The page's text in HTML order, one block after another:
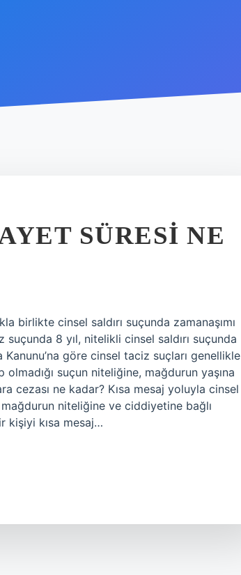
SÜRESI NE
birlikte cinsel saldırı suçunda zamanaşımı
8 yıl, nitelikli cinsel saldırı suçunda
göre cinsel taciz suçları genellikle
suçun niteliğine, mağdurun yaşına
cezası ne kadar? Kısa mesaj yoluyla cinsel
niteliğine ve ciddiyetine bağlı
kişiyi kısa mesaj…